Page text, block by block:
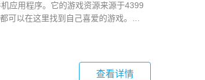
应用程序。它的游戏资源来源于4399
可以在这里找到自己喜爱的游戏。该
查看详情